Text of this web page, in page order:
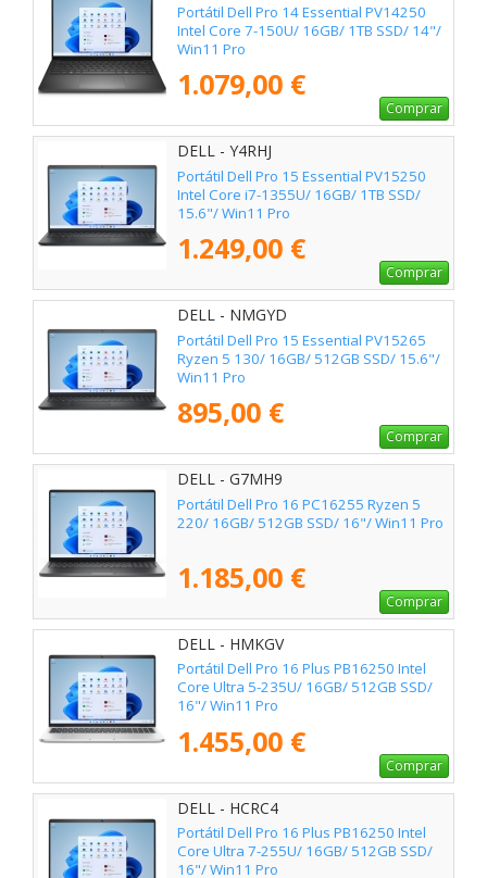
Portátil Dell Pro 14 Essential PV14250
Intel Core 7-150U/ 16GB/ 1TB SSD/ 14"/
Win11 Pro
1.079,00 €
Comprar
DELL - Y4RHJ
Portátil Dell Pro 15 Essential PV15250
Intel Core i7-1355U/ 16GB/ 1TB SSD/
15.6"/ Win11 Pro
1.249,00 €
Comprar
DELL - NMGYD
Portátil Dell Pro 15 Essential PV15265
Ryzen 5 130/ 16GB/ 512GB SSD/ 15.6"/
Win11 Pro
895,00 €
Comprar
DELL - G7MH9
Portátil Dell Pro 16 PC16255 Ryzen 5
220/ 16GB/ 512GB SSD/ 16"/ Win11 Pro
1.185,00 €
Comprar
DELL - HMKGV
Portátil Dell Pro 16 Plus PB16250 Intel
Core Ultra 5-235U/ 16GB/ 512GB SSD/
16"/ Win11 Pro
1.455,00 €
Comprar
DELL - HCRC4
Portátil Dell Pro 16 Plus PB16250 Intel
Core Ultra 7-255U/ 16GB/ 512GB SSD/
16"/ Win11 Pro